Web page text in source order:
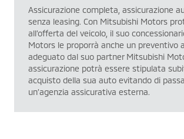
Assicurazione completa, assicurazione
senza leasing. Con Mitsubishi Motors
all’offerta del veicolo, il suo
Motors le proporrà anche un preventivo
adeguato dal suo partner Mitsubishi
assicurazione potrà essere stipulata
acquisto della sua auto evitando di
un’agenzia assicurativa esterna.